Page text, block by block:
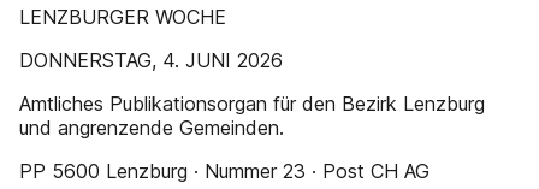
LENZBURGER WOCHE
DONNERSTAG, 4. JUNI 2026
Amtliches Publikationsorgan für den Bezirk Lenzburg
und angrenzende Gemeinden.
PP 5600 Lenzburg · Nummer 23 · Post CH AG